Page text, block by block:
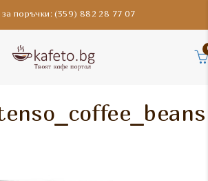
поръчки: (359) 882 28 77 07